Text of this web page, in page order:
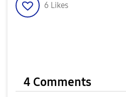
6 Likes
4 Comments